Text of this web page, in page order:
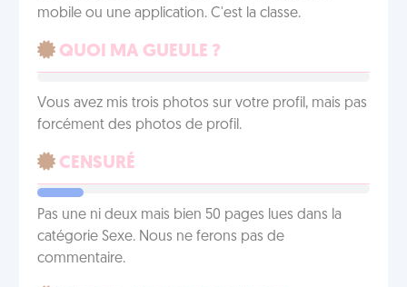
mobile ou une application. C'est la classe.
QUOI MA GUEULE ?
Vous avez mis trois photos sur votre profil, mais pas
forcément des photos de profil.
CENSURÉ
Pas une ni deux mais bien 50 pages lues dans la
catégorie Sexe. Nous ne ferons pas de
commentaire.